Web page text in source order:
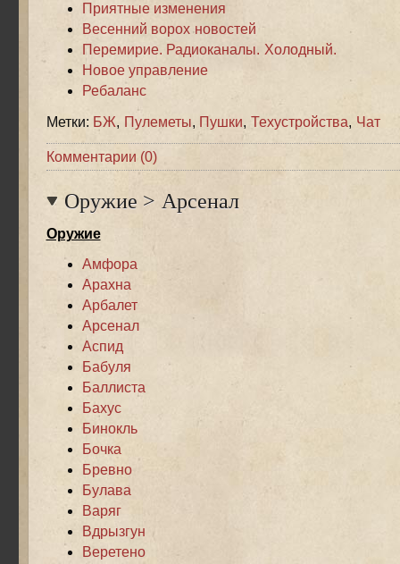
Приятные изменения
Весенний ворох новостей
Перемирие. Радиоканалы. Холодный.
Новое управление
Ребаланс
Метки: БЖ, Пулеметы, Пушки, Техустройства, Чат
Комментарии (0)
Оружие > Арсенал
Оружие
Амфора
Арахна
Арбалет
Арсенал
Аспид
Бабуля
Баллиста
Бахус
Бинокль
Бочка
Бревно
Булава
Варяг
Вдрызгун
Веретено